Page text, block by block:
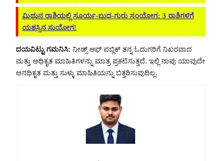
ಮಿಥುನ ರಾಶಿಯಲ್ಲಿ ಸೂರ್ಯ-ಬುಧ-ಗುರು ಸಂಯೋಗ: 3 ರಾಶಿಗಳಿಗೆ
ಯಶಸ್ಸಿನ ಸುಯೋಗ!
ದಯವಿಟ್ಟು ಗಮನಿಸಿ: ನೀಡ್ಸ್ ಆಫ್ ಪಬ್ಲಿಕ್ ತನ್ನ ಓದುಗರಿಗೆ ನಿಖರವಾದ
ಮತ್ತು ಅಧಿಕೃತ ಮಾಹಿತಿಗಳನ್ನು ಮಾತ್ರ ಪ್ರಕಟಿಸುತ್ತದೆ. ಇಲ್ಲಿ ನಾವು ಯಾವುದೇ
ಅನಧಿಕೃತ ಮತ್ತು ಸುಳ್ಳು ಮಾಹಿತಿಯನ್ನು ಬಿತ್ತರಿಸುವುದಿಲ್ಲ.